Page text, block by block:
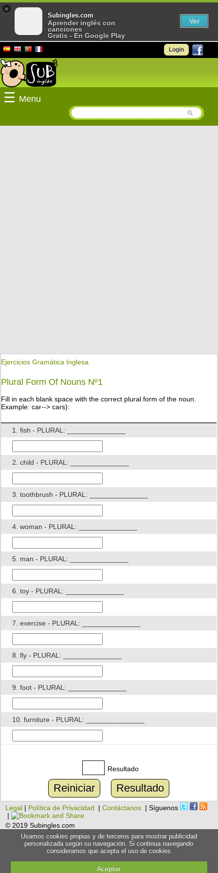
Login
☰ Menu
Ejercicios Gramática Inglesa
Plural Form Of Nouns Nº1
Fill in each blank space with the correct plural form of the noun.
Example: car--> cars):
1. fish - PLURAL: _______________
2. child - PLURAL: _______________
3. toothbrush - PLURAL: _______________
4. woman - PLURAL: _______________
5. man - PLURAL: _______________
6. toy - PLURAL: _______________
7. exercise - PLURAL: _______________
8. fly - PLURAL: _______________
9. foot - PLURAL: _______________
10. furniture - PLURAL: _______________
Resultado
Reiniciar Resultado
Legal | Política de Privacidad |Contáctanos | Síguenos
|
© 2019 Subingles.com
Usamos cookies propias y de terceros para mostrar publicidad
personalizada según su navegación. Si continua navegando
consideramos que acepta el uso de cookies
Aceptar
×
Subingles.com
Aprender inglés con
canciones
Gratis - En Google Play
Ver